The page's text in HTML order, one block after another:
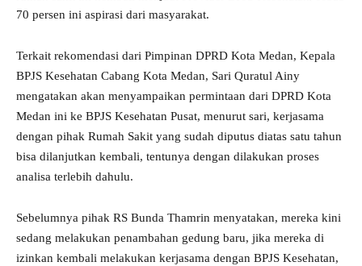
70 persen ini aspirasi dari masyarakat.
Terkait rekomendasi dari Pimpinan DPRD Kota Medan, Kepala
BPJS Kesehatan Cabang Kota Medan, Sari Quratul Ainy
mengatakan akan menyampaikan permintaan dari DPRD Kota
Medan ini ke BPJS Kesehatan Pusat, menurut sari, kerjasama
dengan pihak Rumah Sakit yang sudah diputus diatas satu tahun
bisa dilanjutkan kembali, tentunya dengan dilakukan proses
analisa terlebih dahulu.
Sebelumnya pihak RS Bunda Thamrin menyatakan, mereka kini
sedang melakukan penambahan gedung baru, jika mereka di
izinkan kembali melakukan kerjasama dengan BPJS Kesehatan,